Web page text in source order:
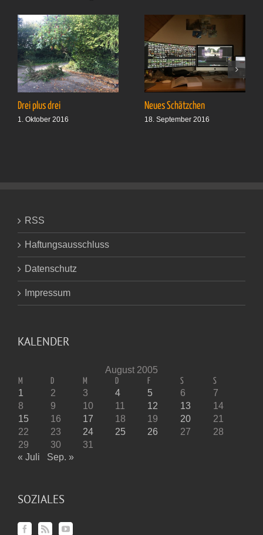
Drei plus drei
1. Oktober 2016
Neues Schätzchen
18. September 2016
RSS
Haftungsausschluss
Datenschutz
Impressum
KALENDER
August 2005
M D M D F S S
1 2 3 4 5 6
7
8
9 10 11 12 13
14
15
16 17 18 19 20
21
22
23 24 25 26 27
28
29
30
31
« Juli
Sep. »
SOZIALES